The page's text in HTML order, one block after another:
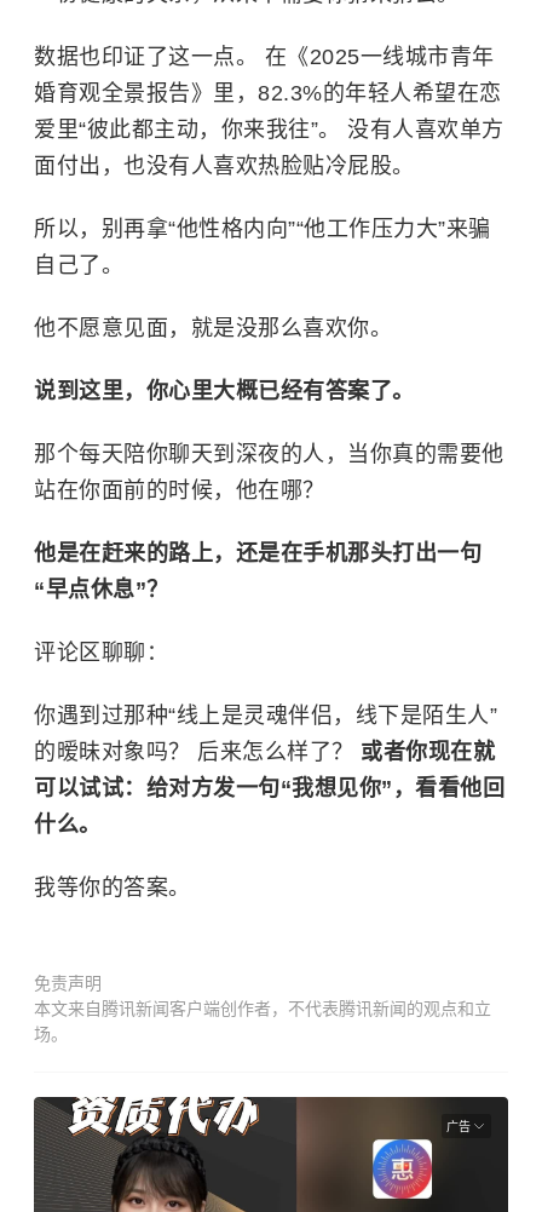
数据也印证了这一点。 在《2025一线城市青年
婚育观全景报告》里，82.3%的年轻人希望在恋
爱里“彼此都主动，你来我往”。 没有人喜欢单方
面付出，也没有人喜欢热脸贴冷屁股。
所以，别再拿“他性格内向”“他工作压力大”来骗
自己了。
他不愿意见面，就是没那么喜欢你。
说到这里，你心里大概已经有答案了。
那个每天陪你聊天到深夜的人，当你真的需要他
站在你面前的时候，他在哪？
他是在赶来的路上，还是在手机那头打出一句
“早点休息”？
评论区聊聊：
你遇到过那种“线上是灵魂伴侣，线下是陌生人”
的暧昧对象吗？ 后来怎么样了？ 或者你现在就
可以试试：给对方发一句“我想见你”，看看他回
什么。
我等你的答案。
免责声明
本文来自腾讯新闻客户端创作者，不代表腾讯新闻的观点和立
场。
广告